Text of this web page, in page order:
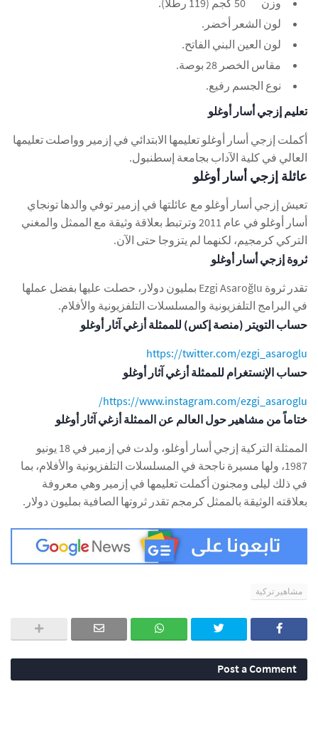
لون الشعر أخضر.
لون العين البني الفاتح.
مقاس الخصر 28 بوصة.
نوع الجسم رفيع.
تعليم إزجي أسار أوغلو
أكملت إزجي أسار أوغلو تعليمها الابتدائي في إزمير وواصلت تعليمها
العالي في كلية الآداب بجامعة إسطنبول.
عائلة إزجي أسار أوغلو
تعيش إزجي أسار أوغلو مع عائلتها في إزمير توفي والدها تونجاي
أسار أوغلو في عام 2011 وترتبط بعلاقة وثيقة مع الممثل والمغني
التركي كرمجيم، لكنهما لم يتزوجا حتى الآن.
ثروة إزجي أسار أوغلو
تقدر ثروة Ezgi Asaroğlu بمليون دولار، حصلت عليها بفضل عملها
في البرامج التلفزيونية والمسلسلات التلفزيونية والأفلام.
حساب التويتر (منصة إكس) للممثلة أزغي آثار أوغلو
https://twitter.com/ezgi_asaroglu
حساب الإنستغرام للممثلة أزغي آثار أوغلو
https://www.instagram.com/ezgi_asaroglu/
ختاماً من مشاهير حول العالم عن الممثلة أزغي آثار أوغلو
الممثلة التركية إزجي أسار أوغلو، ولدت في إزمير في 18 يونيو
1987، ولها مسيرة ناجحة في المسلسلات التلفزيونية والأفلام، بما
في ذلك ليلى ومجنون أكملت تعليمها في إزمير وهي معروفة
بعلاقته الوثيقة بالممثل كرمجم تقدر ثروتها الصافية بمليون دولار.
مشاهير تركية
Post a Comment